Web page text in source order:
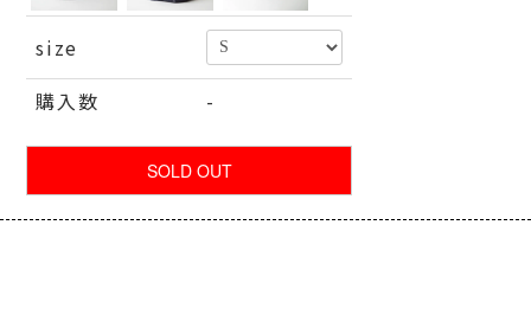
size
購入数
-